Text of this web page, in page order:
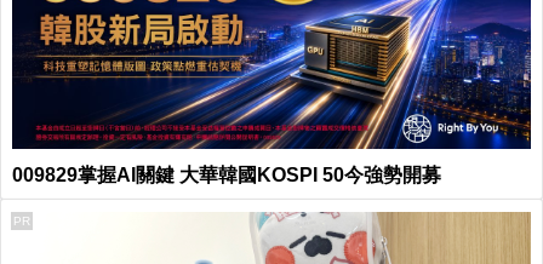
009829掌握AI關鍵 大華韓國KOSPI 50今強勢開募
PR